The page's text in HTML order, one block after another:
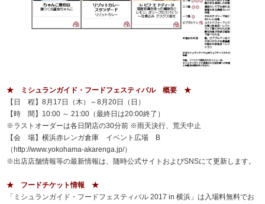
★ ミシュランガイド・フードフェスティバル 概要 ★
【日 程】8月17日（木）～8月20日（日）
【時 間】10:00 ～ 21:00（最終日は20:00終了）
※ラストオーダーは各日閉店の30分前 ※雨天決行、荒天中止
【会 場】横浜赤レンガ倉庫 イベント広場 B
（http://www.yokohama-akarenga.jp/）
※出店店舗情報等の最新情報は、随時公式サイトおよびSNSにて更新します。
★ フードチケット情報 ★
「ミシュランガイド・フードフェスティバル 2017 in 横浜」は入場料無料でお